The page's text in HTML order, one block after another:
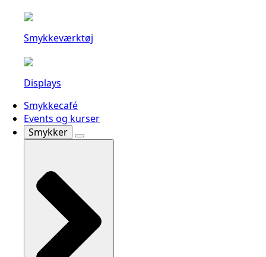
Smykkeværktøj
Displays
Smykkecafé
Events og kurser
Smykker